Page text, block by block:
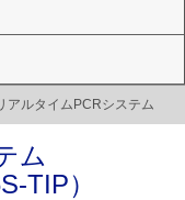
アルタイムPCRシステム
ム
TIP）